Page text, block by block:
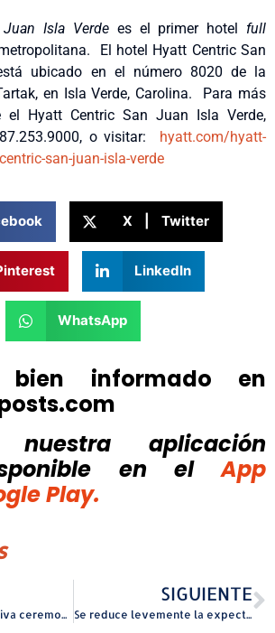
Isla Verde es el primer hotel full
El hotel Hyatt Centric San
ubicado en el número 8020 de la
en Isla Verde, Carolina. Para más
el Hyatt Centric San Juan Isla Verde,
o visitar: hyatt.com/hyatt-
san-juan-isla-verde
X | Twitter
LinkedIn
WhatsApp
bien informado en
nuestra aplicación
en el
App
Play.
UPRH celebra emotiva ceremonia de reconocimiento a empleados jubilados
SIGUIENTE
Se reduce levemente la expectativa de contratación de empleados en Puerto Rico para el primer trimestre de 2026